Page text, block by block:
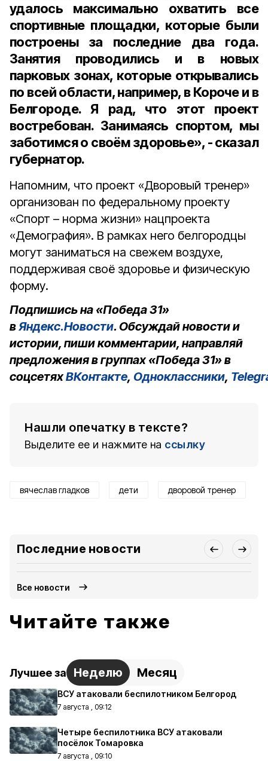
удалось максимально охватить все
спортивные площадки, которые были
построены за последние два года.
Занятия проводились и в новых
парковых зонах, которые открывались
по всей области, например, в Короче и в
Белгороде. Я рад, что этот проект
востребован. Занимаясь спортом, мы
заботимся о своём здоровье», - сказал
губернатор.
Напомним, что проект «Дворовый тренер»
организован по федеральному проекту
«Спорт – норма жизни» нацпроекта
«Демография». В рамках него белгородцы
могут заниматься на свежем воздухе,
поддерживая своё здоровье и физическую
форму.
Подпишись на «Победа 31»
вЯндекс.Новости. Обсуждай новости и
истории, пиши комментарии, направляй
предложения в группах «Победа 31» в
соцсетяхВКонтакте, Одноклассники,
Нашли опечатку в тексте?
Выделите ее и нажмите на ссылку
вячеслав гладков дети дворовой тренер
Последние новости
Все новости
Читайте также
Лучшее за Неделю Месяц
ВСУ атаковали беспилотником Белгород
7 августа , 09:12
Четыре беспилотника ВСУ атаковали
посёлок Томаровка
7 августа , 09:10